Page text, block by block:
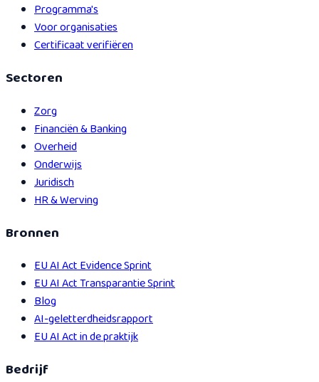
Programma's
Voor organisaties
Certificaat verifiëren
Sectoren
Zorg
Financiën & Banking
Overheid
Onderwijs
Juridisch
HR & Werving
Bronnen
EU AI Act Evidence Sprint
EU AI Act Transparantie Sprint
Blog
AI-geletterdheidsrapport
EU AI Act in de praktijk
Bedrijf